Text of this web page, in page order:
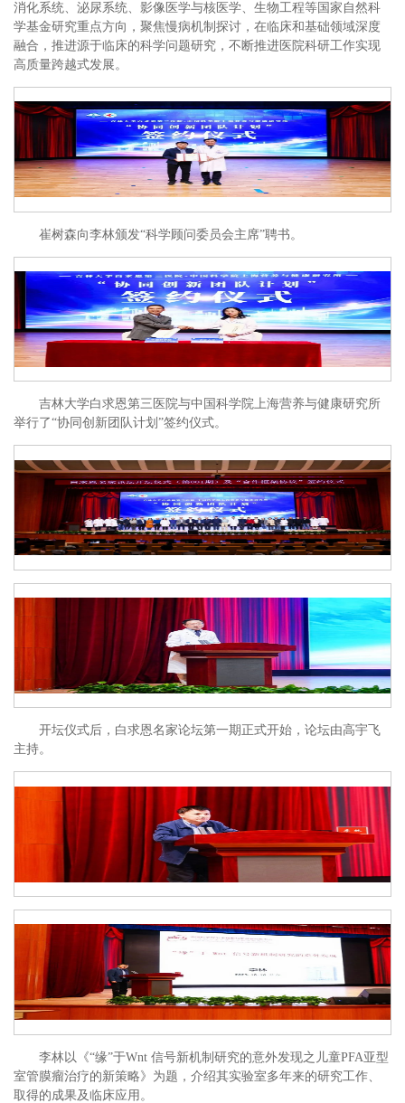
消化系统、泌尿系统、影像医学与核医学、生物工程等国家自然科
学基金研究重点方向，聚焦慢病机制探讨，在临床和基础领域深度
融合，推进源于临床的科学问题研究，不断推进医院科研工作实现
高质量跨越式发展。
崔树森向李林颁发“科学顾问委员会主席”聘书。
吉林大学白求恩第三医院与中国科学院上海营养与健康研究所
举行了“协同创新团队计划”签约仪式。
开坛仪式后，白求恩名家论坛第一期正式开始，论坛由高宇飞
主持。
李林以《“缘”于Wnt 信号新机制研究的意外发现之儿童PFA亚型
室管膜瘤治疗的新策略》为题，介绍其实验室多年来的研究工作、
取得的成果及临床应用。